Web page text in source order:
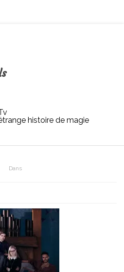
histoire de magie
Dans